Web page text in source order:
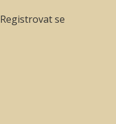
Registrovat se